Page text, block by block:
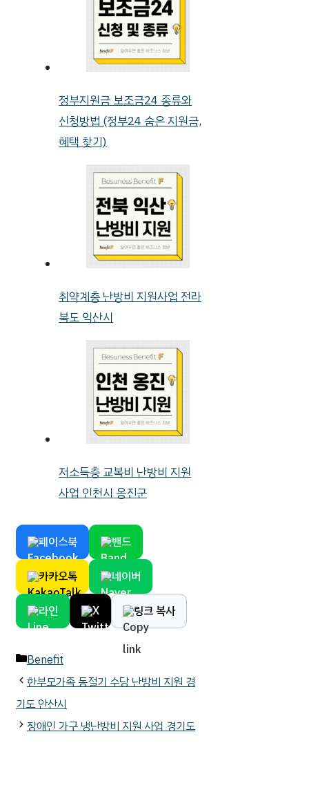
정부지원금 보조금24 종류와
신청방법 (정부24 숨은 지원금,
혜택 찾기)
취약계층 난방비 지원사업 전라
북도 익산시
저소득층 교복비 난방비 지원
사업 인천시 옹진군
페이스북 밴드
카카오톡 네이버
라인 X 링크 복사
카
테
고
리
Benefit
한부모가족 동절기 수당 난방비 지원 경
기도 안산시
장애인 가구 냉난방비 지원 사업 경기도